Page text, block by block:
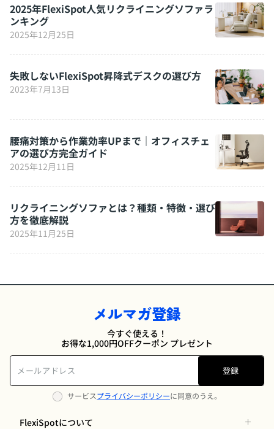
2025年FlexiSpot人気リクライニングソファラ
ンキング
2025年12月25日
失敗しないFlexiSpot昇降式デスクの選び方
2023年7月13日
腰痛対策から作業効率UPまで｜オフィスチェ
アの選び方完全ガイド
2025年12月11日
リクライニングソファとは？種類・特徴・選び
方を徹底解説
2025年11月25日
メルマガ登録
今すぐ使える！
お得な1,000円OFFクーポン プレゼント
登録
サービスプライバシーポリシーに同意のうえ。
FlexiSpotについて